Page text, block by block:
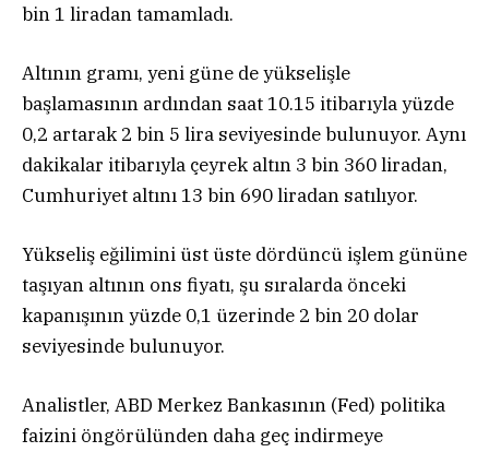
bin 1 liradan tamamladı.
Altının gramı, yeni güne de yükselişle
başlamasının ardından saat 10.15 itibarıyla yüzde
0,2 artarak 2 bin 5 lira seviyesinde bulunuyor. Aynı
dakikalar itibarıyla çeyrek altın 3 bin 360 liradan,
Cumhuriyet altını 13 bin 690 liradan satılıyor.
Yükseliş eğilimini üst üste dördüncü işlem gününe
taşıyan altının ons fiyatı, şu sıralarda önceki
kapanışının yüzde 0,1 üzerinde 2 bin 20 dolar
seviyesinde bulunuyor.
Analistler, ABD Merkez Bankasının (Fed) politika
faizini öngörülünden daha geç indirmeye